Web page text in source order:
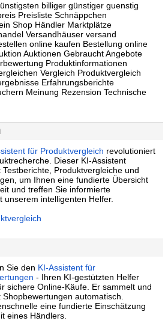
billiger günstiger guenstig
Preisliste Schnäppchen
Shop Händler Marktplätze
Versandhäuser versand
online kaufen Bestellung online
Auktionen Gebraucht Angebote
Produktinformationen
Vergleich Produktvergleich
Erfahrungsberichte
Meinung Rezension Technische
für Produktvergleich revolutioniert
Dieser KI-Assistent
Testberichte, Produktvergleiche und
um Ihnen eine fundierte Übersicht
und treffen Sie informierte
unserem intelligenten Helfer.
Sie den KI-Assistent für
- Ihren KI-gestützten Helfer
sichere Online-Käufe. Er sammelt und
Shopbewertungen automatisch.
eine fundierte Einschätzung
eines Händlers.